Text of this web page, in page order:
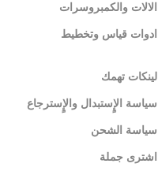
الالات والكمبروسرات
ادوات قياس وتخطيط
لينكات تهمك
سياسة الإٍستبدال والإٍسترجاع
سياسة الشحن
اشترى جملة